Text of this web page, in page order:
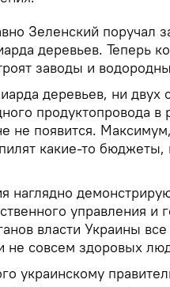
Зеленский поручал
деревьев. Теперь
заводы и
деревьев, ни двух
продуктопровода в
не появится.
какие-то
наглядно
управления и
власти Украины
не совсем здоровых
украинскому